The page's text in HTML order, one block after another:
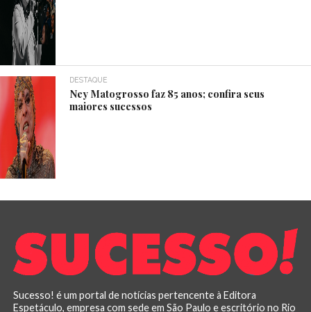
DESTAQUE
Ney Matogrosso faz 85 anos; confira seus
maiores sucessos
Sucesso! é um portal de notícias pertencente à Editora
Espetáculo, empresa com sede em São Paulo e escritório no Rio